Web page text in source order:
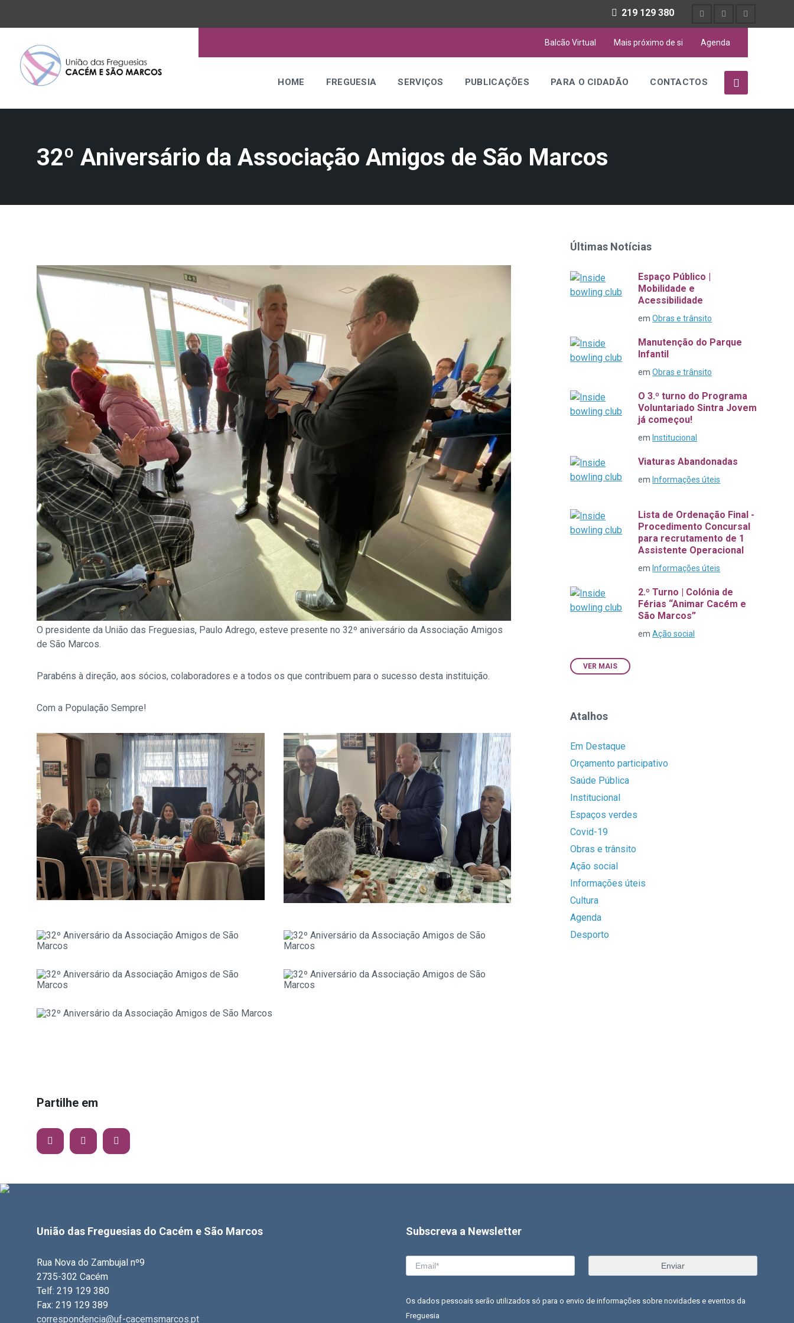
219 129 380
Balcão Virtual Mais próximo de si Agenda
HOME FREGUESIA SERVIÇOS PUBLICAÇÕES PARA O CIDADÃO CONTACTOS
32º Aniversário da Associação Amigos de São Marcos
O presidente da União das Freguesias, Paulo Adrego, esteve presente no 32º aniversário da Associação Amigos
de São Marcos.
Parabéns à direção, aos sócios, colaboradores e a todos os que contribuem para o sucesso desta instituição.
Com a População Sempre!
Últimas Notícias
Espaço Público |
Mobilidade e
Acessibilidade
emObras e trânsito
Manutenção do Parque
Infantil
emObras e trânsito
O 3.º turno do Programa
Voluntariado Sintra Jovem
já começou!
em Institucional
Viaturas Abandonadas
em Informações úteis
Lista de Ordenação Final -
Procedimento Concursal
para recrutamento de 1
Assistente Operacional
em Informações úteis
2.º Turno | Colónia de
Férias “Animar Cacém e
São Marcos”
emAção social
VER MAIS
Atalhos
Em Destaque
Orçamento participativo
Saúde Pública
Institucional
Espaços verdes
Covid-19
Obras e trânsito
Ação social
Informações úteis
Cultura
Agenda
Desporto
Partilhe em
União das Freguesias do Cacém e São Marcos
Rua Nova do Zambujal nº9
2735-302 Cacém
Telf: 219 129 380
Fax: 219 129 389
correspondencia@uf-cacemsmarcos.pt
Subscreva a Newsletter
Os dados pessoais serão utilizados só para o envio de informações sobre novidades e eventos da
Freguesia